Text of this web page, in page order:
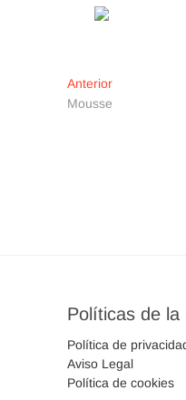
Navegación
de
AnteriorEntrada
Mousse
Políticas de la
Política de
Aviso Legal
Política de cookies